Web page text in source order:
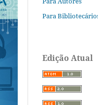
Para
Edição Atual